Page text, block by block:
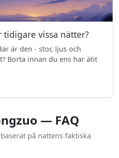
vissa nätter?
är den - stor, ljus och
Borta innan du ens har ätit
— FAQ
på nattens faktiska